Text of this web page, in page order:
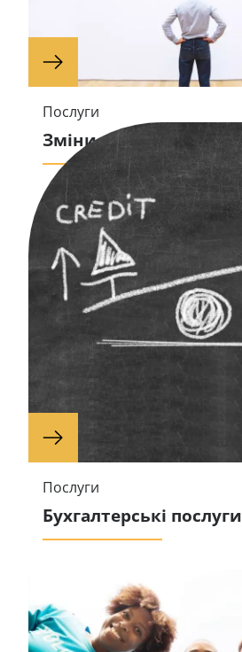
Послуги
Зміни в суспільстві
Послуги
Бухгалтерські послуги